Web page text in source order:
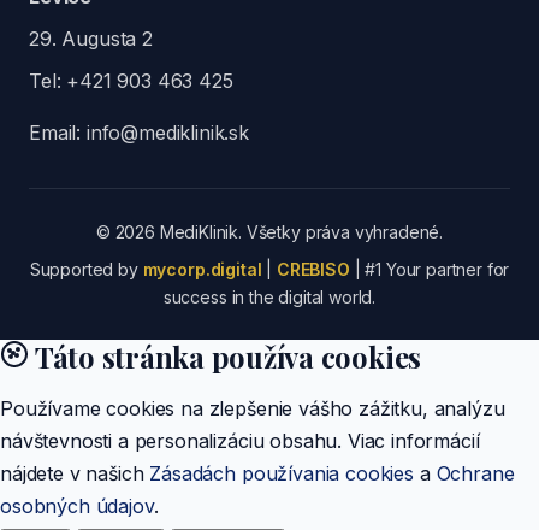
29. Augusta 2
Tel: +421 903 463 425
Email: info@mediklinik.sk
© 2026 MediKlinik. Všetky práva vyhradené.
Supported by mycorp.digital CREBISO | #1 Your partner for
success in the digital world.
Táto stránka používa cookies
Používame cookies na zlepšenie vášho zážitku, analýzu
návštevnosti a personalizáciu obsahu. Viac informácií
nájdete v našich Zásadách používania cookies a Ochrane
osobných údajov.